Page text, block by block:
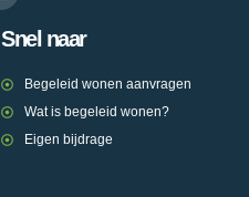
Snel naar
Begeleid wonen aanvragen
Wat is begeleid wonen?
Eigen bijdrage